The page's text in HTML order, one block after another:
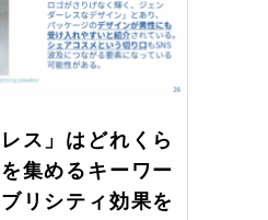
ス」はどれくら
集めるキーワー
リシティ効果を